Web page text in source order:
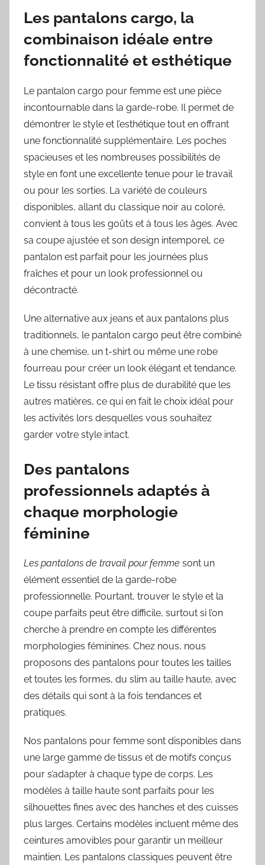
Les pantalons cargo, la
combinaison idéale entre
fonctionnalité et esthétique
Le pantalon cargo pour femme est une pièce
incontournable dans la garde-robe. Il permet de
démontrer le style et l’esthétique tout en offrant
une fonctionnalité supplémentaire. Les poches
spacieuses et les nombreuses possibilités de
style en font une excellente tenue pour le travail
ou pour les sorties. La variété de couleurs
disponibles, allant du classique noir au coloré,
convient à tous les goûts et à tous les âges. Avec
sa coupe ajustée et son design intemporel, ce
pantalon est parfait pour les journées plus
fraîches et pour un look professionnel ou
décontracté.
Une alternative aux jeans et aux pantalons plus
traditionnels, le pantalon cargo peut être combiné
à une chemise, un t-shirt ou même une robe
fourreau pour créer un look élégant et tendance.
Le tissu résistant offre plus de durabilité que les
autres matières, ce qui en fait le choix idéal pour
les activités lors desquelles vous souhaitez
garder votre style intact.
Des pantalons
professionnels adaptés à
chaque morphologie
féminine
Les pantalons de travail pour femme sont un
élément essentiel de la garde-robe
professionnelle. Pourtant, trouver le style et la
coupe parfaits peut être difficile, surtout si l’on
cherche à prendre en compte les différentes
morphologies féminines. Chez nous, nous
proposons des pantalons pour toutes les tailles
et toutes les formes, du slim au taille haute, avec
des détails qui sont à la fois tendances et
pratiques.
Nos pantalons pour femme sont disponibles dans
une large gamme de tissus et de motifs conçus
pour s’adapter à chaque type de corps. Les
modèles à taille haute sont parfaits pour les
silhouettes fines avec des hanches et des cuisses
plus larges. Certains modèles incluent même des
ceintures amovibles pour garantir un meilleur
maintien. Les pantalons classiques peuvent être